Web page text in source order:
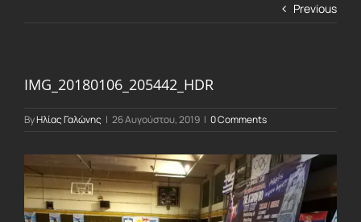
Previous
IMG_20180106_205442_HDR
ByΗλίας Γαλώνης | 26 Αυγούστου, 2019 | 0 Comments